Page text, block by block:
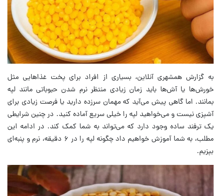
به گزارش همشهری آنلاین، بسیاری از افراد برای پخت غذاهایی مثل
خورش‌ها یا آش‌ها باید زمان زیادی منتظر نرم شدن حبوباتی مانند لپه
بمانند. اما گاهی پیش می‌آید که مهمان سرزده دارید یا فرصت زیادی برای
آشپزی نیست و می‌خواهید لپه را خیلی سریع آماده کنید. در چنین شرایطی
یک ترفند ساده وجود دارد که می‌تواند به شما کمک کند. در ادامه این
مطلب، به شما آموزش خواهیم داد چگونه لپه را در ۶ دقیقه، نرم و پنبه‌ای
بپزیم.